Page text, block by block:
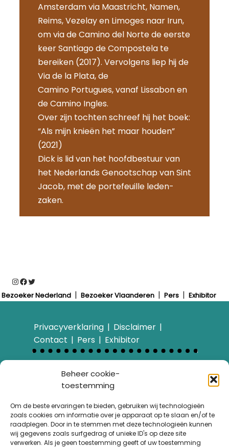
Beheer cookie-
toestemming
Om de beste ervaringen te bieden, gebruiken wij technologieën
zoals cookies om informatie over je apparaat op te slaan en/of te
raadplegen. Door in te stemmen met deze technologieën kunnen
wij gegevens zoals surfgedrag of unieke ID's op deze site
verwerken. Als je geen toestemming geeft of uw toestemming
Amsterdam via Maastricht, Namen,
Reims, Vezelay en Limoges naar Irun,
om via de Camino del Norte de eerste
keer Santiago de Compostela te
bereiken (2017). Vervolgens liep hij de
Via de la Plata, de
Camino Portugues, vanaf Lissabon en
de Camino Ingles.
Over zijn tochten schreef hij het boek:
“Als mijn knieën het maar houden”
(2021)
Dick is lid van het hoofdbestuur van
het Nederlands Genootschap van Sint
Jacob, met de portefeuille leden-
zaken.
Instagram
Facebook
Twitter
Bezoeker Nederland Bezoeker Vlaanderen Pers Exhibitor
Privacyverklaring
Disclaimer
Contact
Pers Exhibitor
E-bike Challenge
Over ons
Wandelroute van het
Jaar
Fietsroute van het Jaar
Archief nieuwsbrieven